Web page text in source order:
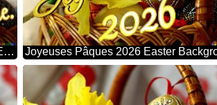
Joyeuses Pâques à Toute La Famille. Easter Background